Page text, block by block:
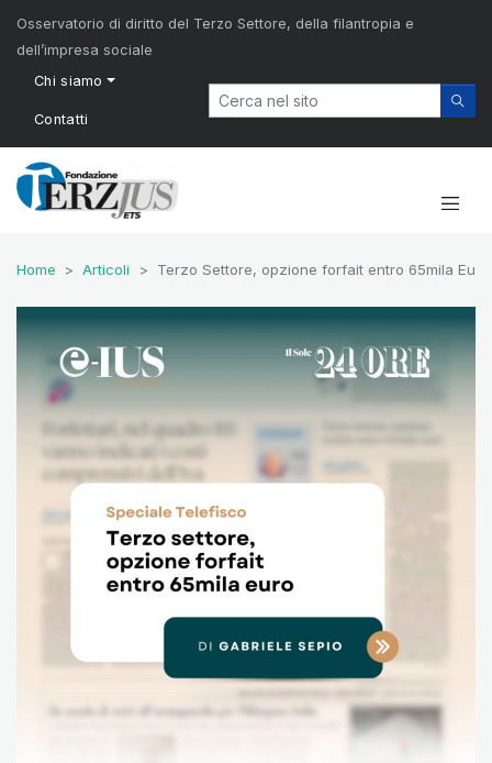
Osservatorio di diritto del Terzo Settore, della filantropia e
dell’impresa sociale
Chi siamo
Contatti
Home Articoli Terzo Settore, opzione forfait entro 65mila Euro